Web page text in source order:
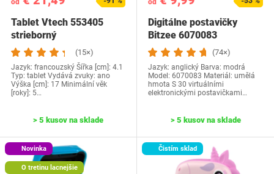
od
Tablet Vtech ‎553405
strieborný
(15×)
Jazyk: francouzský Šířka [cm]: 4.1
Typ: tablet Vydává zvuky: ano
Výška [cm]: 17 Minimální věk
[roky]: 5…
> 5 kusov na sklade
od
Digitálne postavičky
Bitzee 6070083
(74×)
Jazyk: anglický Barva: modrá
Model: ‎6070083 Materiál: umělá
hmota S 30 virtuálními
elektronickými postavičkami…
> 5 kusov na sklade
Novinka
O tretinu lacnejšie
Čistím sklad